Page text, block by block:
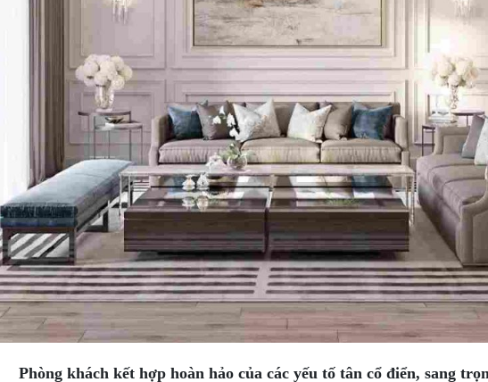
Phòng khách kết hợp hoàn hảo của các yếu tố tân cổ điển, sang